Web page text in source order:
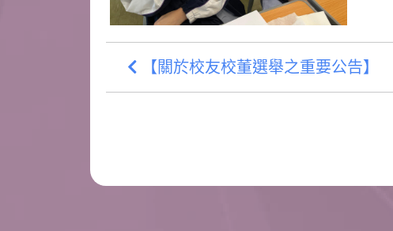
【關於校友校董選舉之重要公告】